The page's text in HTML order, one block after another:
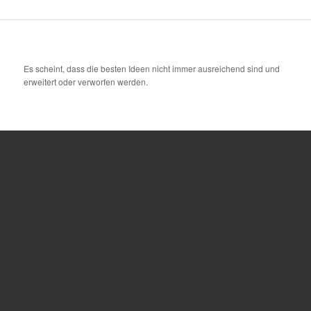
Es scheint, dass die besten Ideen nicht immer ausreichend sind und
erweitert oder verworfen werden.